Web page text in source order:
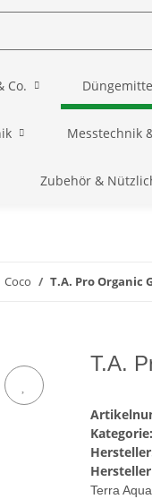
Co.
Messtechnik
Zubehör &
Coco T.A. Pro Organic
T.A.
Kategorie:
Terra